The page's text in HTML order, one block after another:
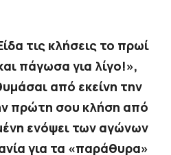
τις κλήσεις το πρωί
πάγωσα για λίγο!»,
από εκείνη την
πρώτη σου κλήση από
ενόψει των αγώνων
για τα «παράθυρα»